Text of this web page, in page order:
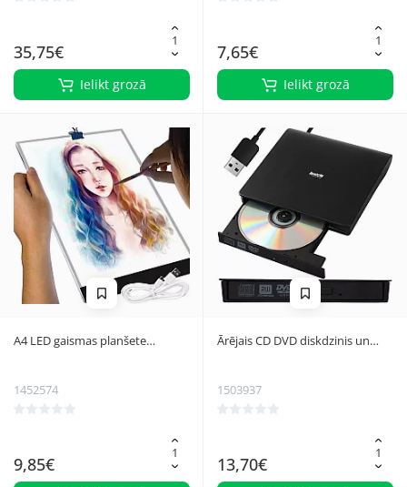
35,75€
Ielikt grozā
7,65€
Ielikt grozā
A4 LED gaismas planšete
1452574
9,85€
Ārējais CD DVD diskdzinis un
1503937
13,70€